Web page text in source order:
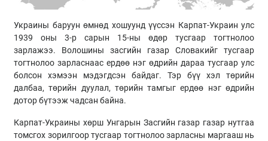
Украины баруун өмнөд хошуунд үүссэн Карпат-Украин улс
1939 оны 3-р сарын 15-ны өдөр тусгаар тогтнолоо
зарлажээ. Волошины засгийн газар Словакийг тусгаар
тогтнолоо зарласнаас ердөө нэг өдрийн дараа тусгаар улс
болсон хэмээн мэдэгдсэн байдаг. Тэр бүү хэл төрийн
далбаа, төрийн дуулал, төрийн тамгыг ердөө нэг өдрийн
дотор бүтээж чадсан байна.
Карпат-Украины хөрш Унгарын Засгийн газар газар нутгаа
томсгох зорилгоор тусгаар тогтнолоо зарласны маргааш нь